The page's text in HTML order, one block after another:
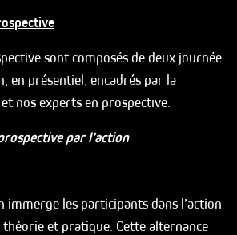
sont composés de deux journée
en présentiel, encadrés par la
nos experts en prospective.
par l’action
les participants dans l’action
et pratique. Cette alternance